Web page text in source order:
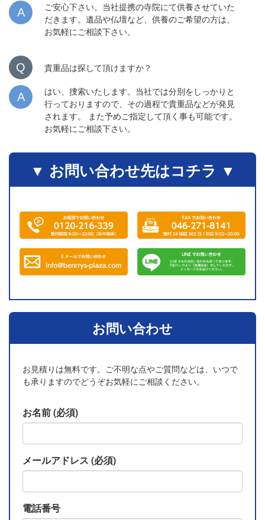
A
ご安心下さい。当社提携の寺院にて供養させていた
だきます。遺品や仏壇など、供養のご希望の方は、
お気軽にご相談下さい。
Q 貴重品は探して頂けますか？
A
はい、捜索いたします。当社では分別をしっかりと
行っておりますので、その過程で貴重品などが発見
されます。 また予めご指定して頂く事も可能です。
お気軽にご相談下さい。
▼ お問い合わせ先はコチラ ▼
お問い合わせ
お見積りは無料です。ご不明な点やご質問などは、いつで
も承りますのでどうぞお気軽にご相談ください。
お名前 (必須)
メールアドレス (必須)
電話番号